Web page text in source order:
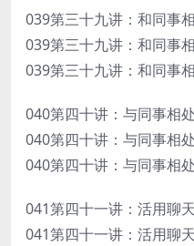
039第三十九讲：和同事
039第三十九讲：和同事
039第三十九讲：和同事
040第四十讲：与同事相
040第四十讲：与同事相
040第四十讲：与同事相
041第四十一讲：活用聊
041第四十一讲：活用聊